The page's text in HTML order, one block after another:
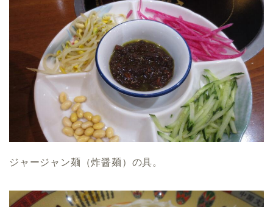
ジャージャン麺（炸醤麺）の具。